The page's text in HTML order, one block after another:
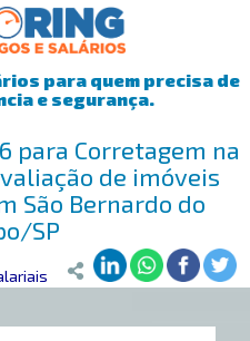
para quem precisa de
e segurança.
para Corretagem na
de imóveis
São Bernardo do
SP
São Bernardo do Campo/SP>